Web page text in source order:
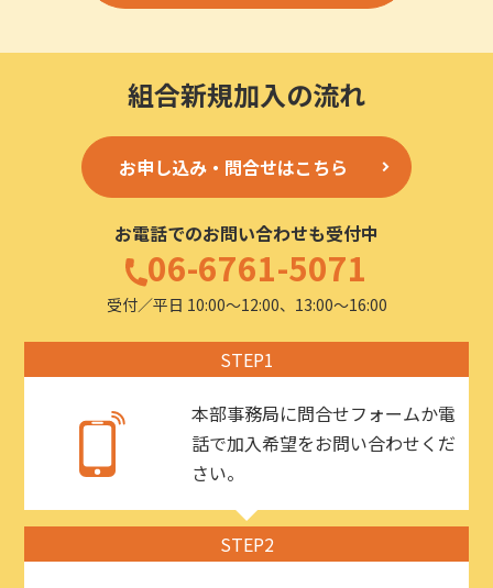
組合新規加入の流れ
お申し込み・問合せはこちら
お電話でのお問い合わせも受付中
06-6761-5071
受付／平日 10:00〜12:00、13:00〜16:00
STEP1
本部事務局に問合せフォームか電
話で加入希望をお問い合わせくだ
さい。
STEP2